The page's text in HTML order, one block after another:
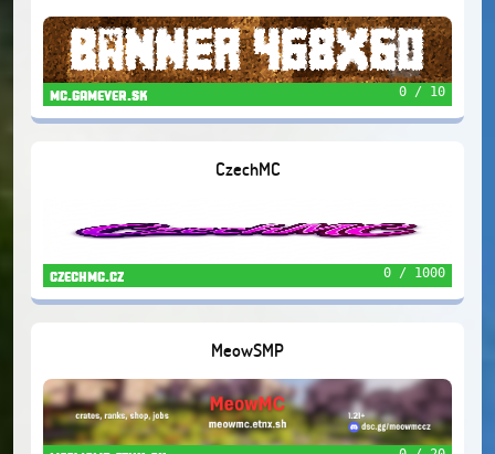
mc.gamever.sk 0 / 10
CzechMC
czechmc.cz 0 / 1000
MeowSMP